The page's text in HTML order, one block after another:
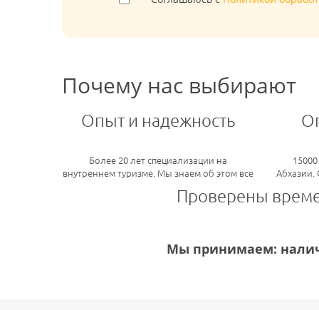
Почему нас выбирают
Опыт и надежность
Более 20 лет специализации на
внутреннем туризме. Мы знаем об этом все
Абхазии.
Проверены
Мы принимаем: